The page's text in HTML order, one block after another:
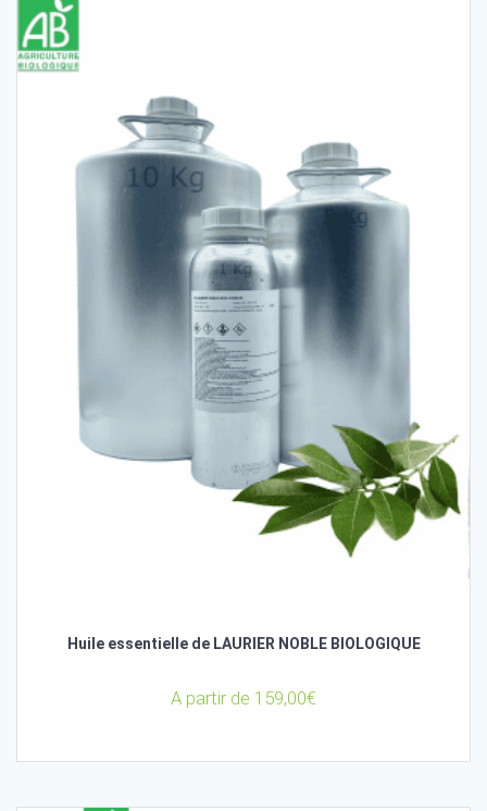
Huile essentielle de LAURIER NOBLE BIOLOGIQUE
A partir de 159,00€